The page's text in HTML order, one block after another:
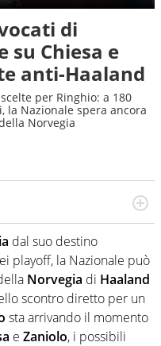
di
su Chiesa e
anti-Haaland
per Ringhio: a 180
Nazionale spera ancora
Norvegia
per vivere ogni evento
smisurata per il
pallone è una cosa
dal suo destino
playoff, la Nazionale può
Norvegia di Haaland
scontro diretto per un
sta arrivando il momento
e Zaniolo, i possibili